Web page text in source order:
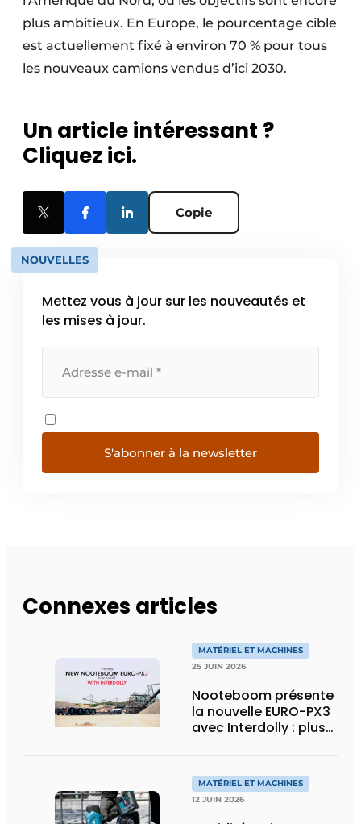
plus ambitieux. En Europe, le pourcentage cible
est actuellement fixé à environ 70 % pour tous
les nouveaux camions vendus d’ici 2030.
Un article intéressant ?
Cliquez ici.
Copie
NOUVELLES
Mettez vous à jour sur les nouveautés et
les mises à jour.
S'abonner à la newsletter
Connexes articles
MATÉRIEL ET MACHINES
25 JUIN 2026
Nooteboom présente
la nouvelle EURO-PX3
avec Interdolly : plus
transport spécial
MATÉRIEL ET MACHINES
12 JUIN 2026